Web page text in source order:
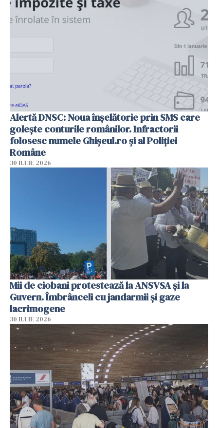
Alertă DNSC: Noua înșelătorie prin SMS care
golește conturile românilor. Infractorii
folosesc numele Ghișeul.ro și al Poliției
Române
30 IULIE 2026
Mii de ciobani protestează la ANSVSA și la
Guvern. Îmbrânceli cu jandarmii și gaze
lacrimogene
30 IULIE 2026